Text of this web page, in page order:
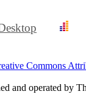
Commons
and operated by